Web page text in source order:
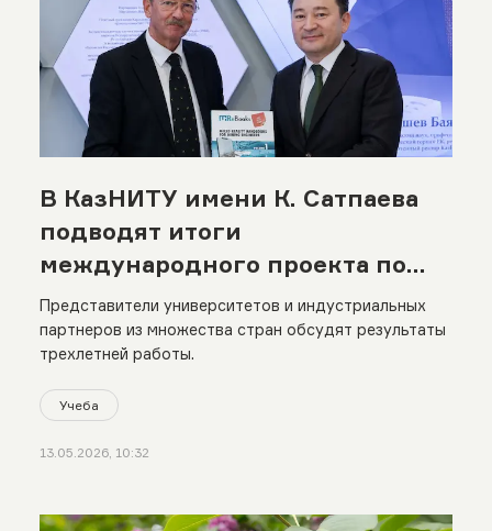
В КазНИТУ имени К. Сатпаева
подводят итоги
международного проекта по
модернизации горного
образования
Представители университетов и индустриальных
партнеров из множества стран обсудят результаты
трехлетней работы.
Учеба
13.05.2026, 10:32